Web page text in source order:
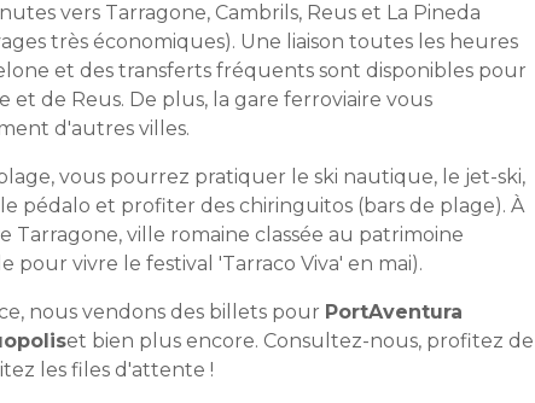
vers Tarragone, Cambrils, Reus et La Pineda
très économiques). Une liaison toutes les heures
et des transferts fréquents sont disponibles pour
et de Reus. De plus, la gare ferroviaire vous
d'autres villes.
vous pourrez pratiquer le ski nautique, le jet-ski,
pédalo et profiter des chiringuitos (bars de plage). À
Tarragone, ville romaine classée au patrimoine
pour vivre le festival 'Tarraco Viva' en mai).
nous vendons des billets pour PortAventura
et bien plus encore. Consultez-nous, profitez de
les files d'attente !